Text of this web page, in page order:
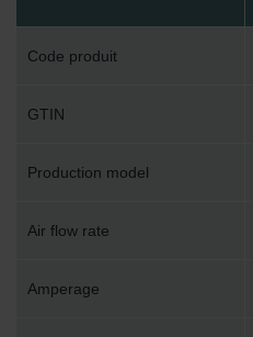
Code produit
GTIN
Production model
Air flow rate
Amperage